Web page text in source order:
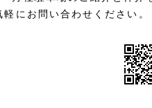
にお問い合わせください